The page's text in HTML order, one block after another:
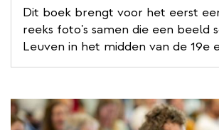
Dit boek brengt voor het eerst
reeks foto's samen die een beeld
Leuven in het midden van de 19e